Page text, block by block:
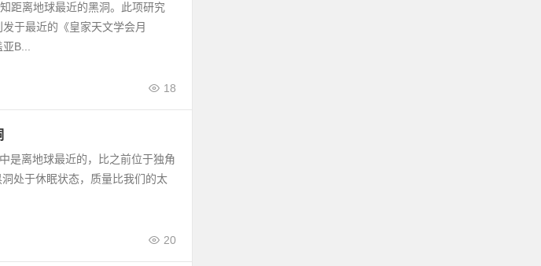
距离地球最近的黑洞。此项研究
于最近的《皇家天文学会月
B...
18
是离地球最近的，比之前位于独角
处于休眠状态，质量比我们的太
20